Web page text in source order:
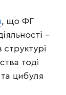
, що ФГ
–
тоді
цибуля